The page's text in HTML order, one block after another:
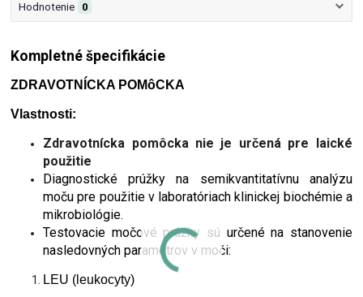
Hodnotenie 0
Kompletné špecifikácie
ZDRAVOTNÍCKA POMôCKA
Vlastnosti:
Zdravotnícka pomôcka nie je určená pre laické
použitie
Diagnostické prúžky na semikvantitatívnu analýzu
moču pre použitie v laboratóriach klinickej biochémie a
mikrobiológie.
Testovacie močové prúžky sú určené na stanovenie
nasledovných parametrov v moči:
LEU (leukocyty)